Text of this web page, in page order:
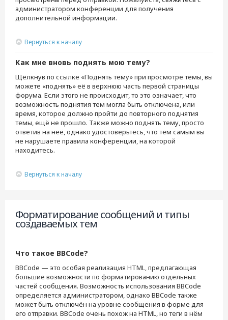
администратором конференции для получения
дополнительной информации.
Вернуться к началу
Как мне вновь поднять мою тему?
Щёлкнув по ссылке «Поднять тему» при просмотре темы, вы
можете «поднять» её в верхнюю часть первой страницы
форума. Если этого не происходит, то это означает, что
возможность поднятия тем могла быть отключена, или
время, которое должно пройти до повторного поднятия
темы, ещё не прошло. Также можно поднять тему, просто
ответив на неё, однако удостоверьтесь, что тем самым вы
не нарушаете правила конференции, на которой
находитесь.
Вернуться к началу
Форматирование сообщений и типы
создаваемых тем
Что такое BBCode?
BBCode — это особая реализация HTML, предлагающая
большие возможности по форматированию отдельных
частей сообщения. Возможность использования BBCode
определяется администратором, однако BBCode также
может быть отключён на уровне сообщения в форме для
его отправки. BBCode очень похож на HTML, но теги в нём